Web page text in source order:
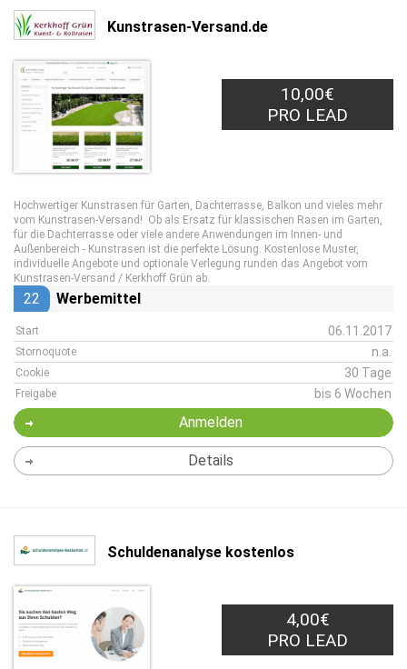
Kunstrasen-Versand.de
10,00€
PRO LEAD
Hochwertiger Kunstrasen für Garten, Dachterrasse, Balkon und vieles mehr
vom Kunstrasen-Versand! Ob als Ersatz für klassischen Rasen im Garten,
für die Dachterrasse oder viele andere Anwendungen im Innen- und
Außenbereich - Kunstrasen ist die perfekte Lösung. Kostenlose Muster,
individuelle Angebote und optionale Verlegung runden das Angebot vom
Kunstrasen-Versand / Kerkhoff Grün ab.
22 Werbemittel
Start 06.11.2017
Stornoquote n.a.
Cookie 30 Tage
Freigabe bis 6 Wochen
Anmelden
Details
Schuldenanalyse kostenlos
4,00€
PRO LEAD